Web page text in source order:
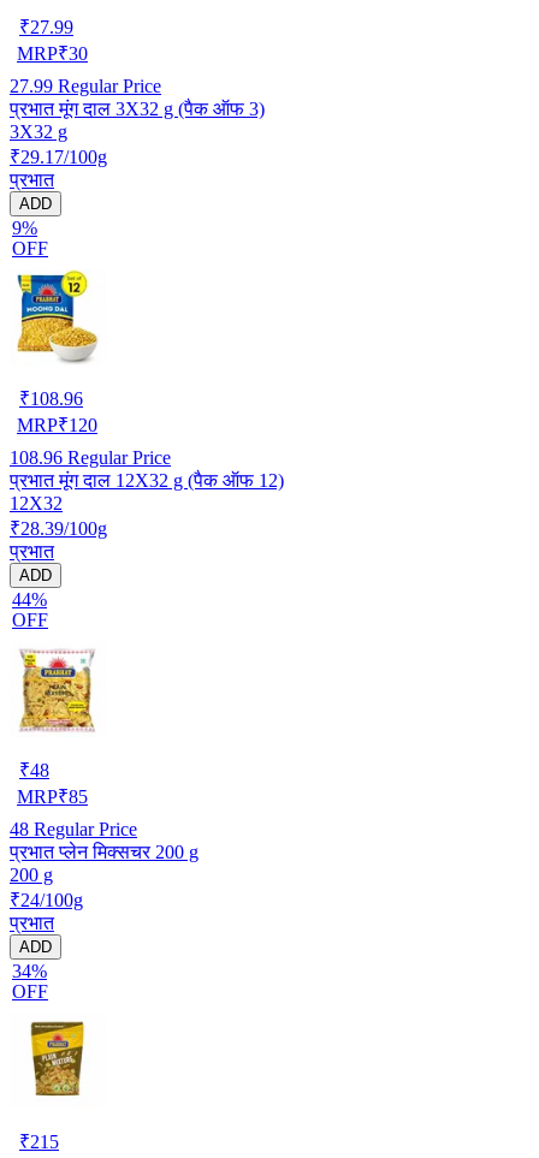
₹27.99
MRP₹30
27.99 Regular Price
प्रभात मूंग दाल 3X32 g (पैक ऑफ 3)
3X32 g
₹29.17/100g
प्रभात
ADD
9%
OFF
₹108.96
MRP₹120
108.96 Regular Price
प्रभात मूंग दाल 12X32 g (पैक ऑफ 12)
12X32
₹28.39/100g
प्रभात
ADD
44%
OFF
₹48
MRP₹85
48 Regular Price
प्रभात प्लेन मिक्सचर 200 g
200 g
₹24/100g
प्रभात
ADD
34%
OFF
₹215